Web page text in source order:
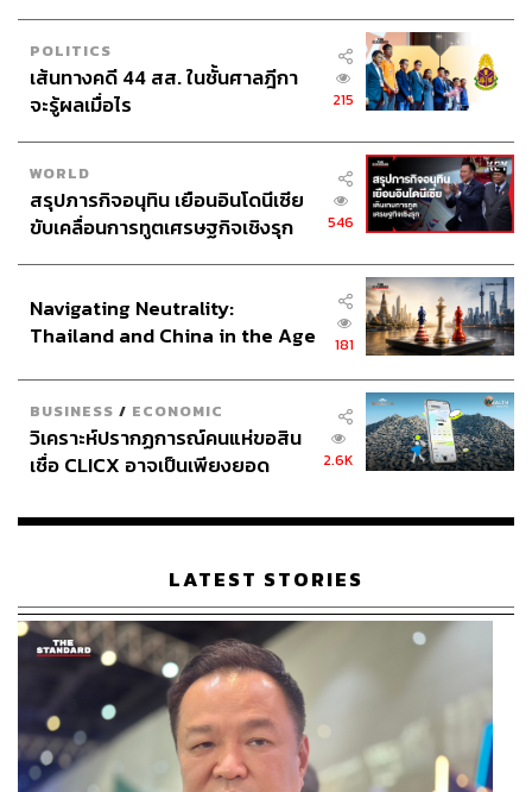
POLITICS
เส้นทางคดี 44 สส. ในชั้นศาลฎีกา
จะรู้ผลเมื่อไร
215
WORLD
สรุปภารกิจอนุทิน เยือนอินโดนีเซีย
ขับเคลื่อนการทูตเศรษฐกิจเชิงรุก
546
Navigating Neutrality:
Thailand and China in the Age
181
BUSINESS / ECONOMIC
วิเคราะห์ปรากฏการณ์คนแห่ขอสิน
เชื่อ CLICX อาจเป็นเพียงยอด
เรือนไทยที่ถูกซุกไว้
2.6K
LATEST STORIES